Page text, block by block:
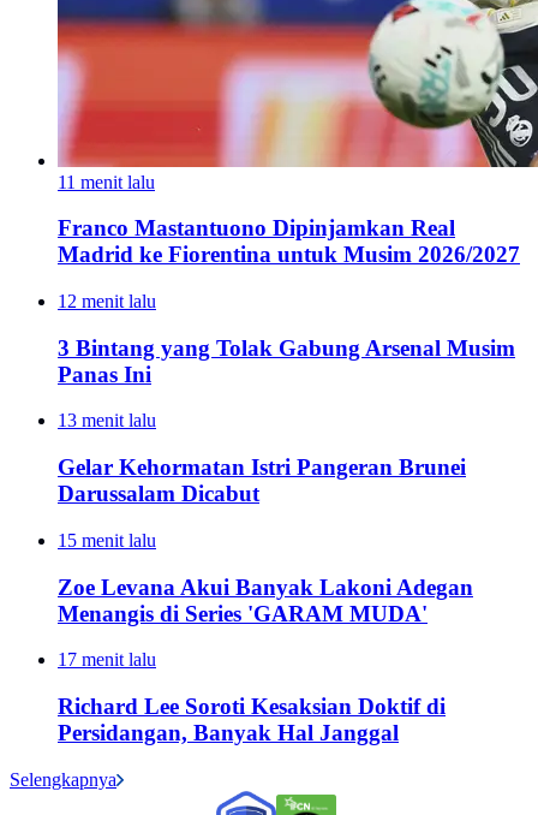
11 menit lalu
Franco Mastantuono Dipinjamkan Real
Madrid ke Fiorentina untuk Musim 2026/2027
12 menit lalu
3 Bintang yang Tolak Gabung Arsenal Musim
Panas Ini
13 menit lalu
Gelar Kehormatan Istri Pangeran Brunei
Darussalam Dicabut
15 menit lalu
Zoe Levana Akui Banyak Lakoni Adegan
Menangis di Series 'GARAM MUDA'
17 menit lalu
Richard Lee Soroti Kesaksian Doktif di
Persidangan, Banyak Hal Janggal
Selengkapnya